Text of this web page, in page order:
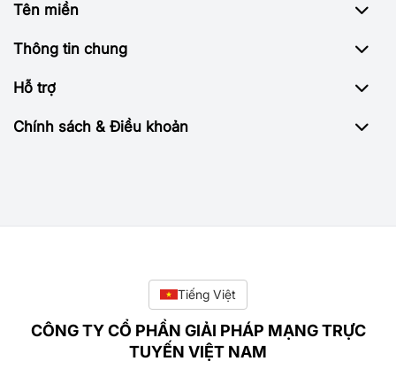
Tên miền
Thông tin chung
Hỗ trợ
Chính sách & Điều khoản
Tiếng Việt
CÔNG TY CỔ PHẦN GIẢI PHÁP MẠNG TRỰC
TUYẾN VIỆT NAM